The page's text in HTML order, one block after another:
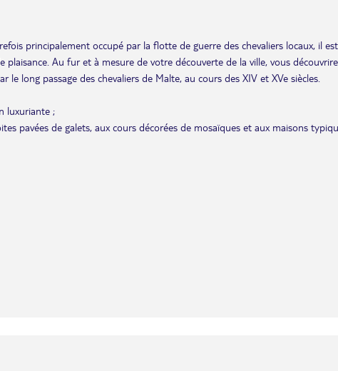
principalement occupé par la flotte de guerre des chevaliers locaux, il est
Au fur et à mesure de votre découverte de la ville, vous
long passage des chevaliers de Malte, au cours des XIV et XVe siècles.
luxuriante ;
pavées de galets, aux cours décorées de mosaïques et aux maisons